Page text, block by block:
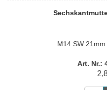
M14 SW
Art. Nr.: